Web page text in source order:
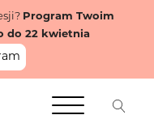
Program Twoim
do 22 kwietnia